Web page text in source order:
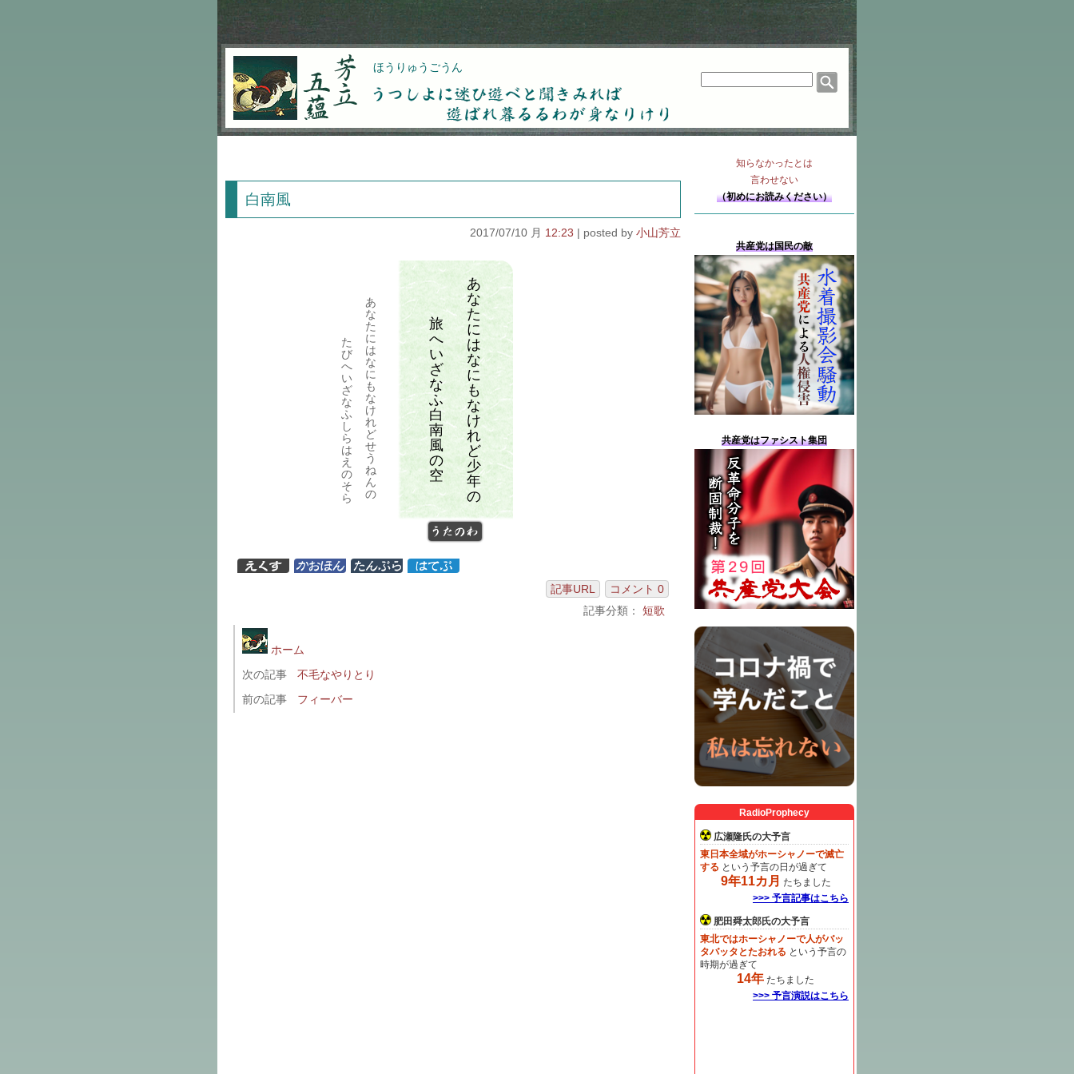
芳立五蘊 ほうりゅうごうん
うつしよに迷ひ遊べと聞きみれば遊ばれ暮るるわが
白南風
2017/07/10 月 12:23 小山芳立
あ
な
た
に
は
な
に
も
な
け
れ
ど
少
年
の
旅
へ
い
ざ
な
ふ
白
南
風
の
空
あ
な
た
に
は
な
に
も
な
け
れ
ど
せ
う
ね
ん
の
た
び
へ
い
ざ
な
ふ
し
ら
は
え
の
そ
ら
うたのわ
記事URL
コメント 0
記事分類： 短歌
ホーム
次の記事
不毛なやりとり
前の記事
フィーバー
知らなかったとは
言わせない
（初めにお読みください）
共産党は国民の敵
共産党はファシスト集団